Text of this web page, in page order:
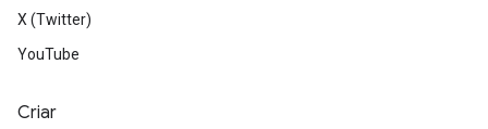
X (Twitter)
YouTube
Criar